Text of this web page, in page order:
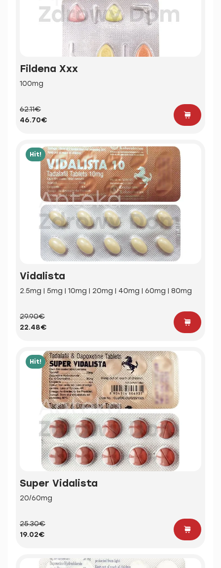
Fildena Xxx
100mg
62.11€
46.70€
Hit!
Vidalista
2.5mg | 5mg | 10mg | 20mg | 40mg | 60mg | 80mg
29.90€
22.48€
Hit!
Super Vidalista
20/60mg
25.30€
19.02€